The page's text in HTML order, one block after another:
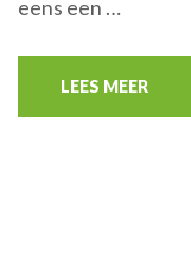
eens een …
LEES MEER